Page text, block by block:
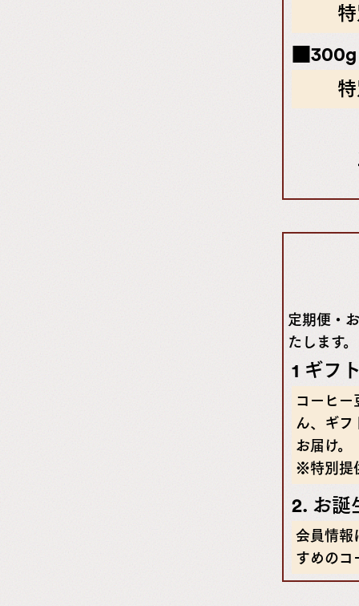
定期便・
たします。
1 ギフ
コーヒー
ん、ギフ
お届け。
※特別提
2. お誕
会員情報
すめのコ